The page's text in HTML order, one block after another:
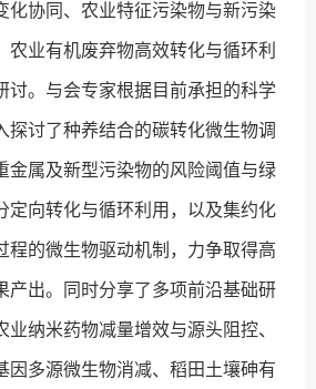
化协同、农业特征污染物与新污染
农业有机废弃物高效转化与循环利
讨。与会专家根据目前承担的科学
探讨了种养结合的碳转化微生物调
金属及新型污染物的风险阈值与绿
定向转化与循环利用，以及集约化
程的微生物驱动机制，力争取得高
产出。同时分享了多项前沿基础研
业纳米药物减量增效与源头阻控、
因多源微生物消减、稻田土壤砷有